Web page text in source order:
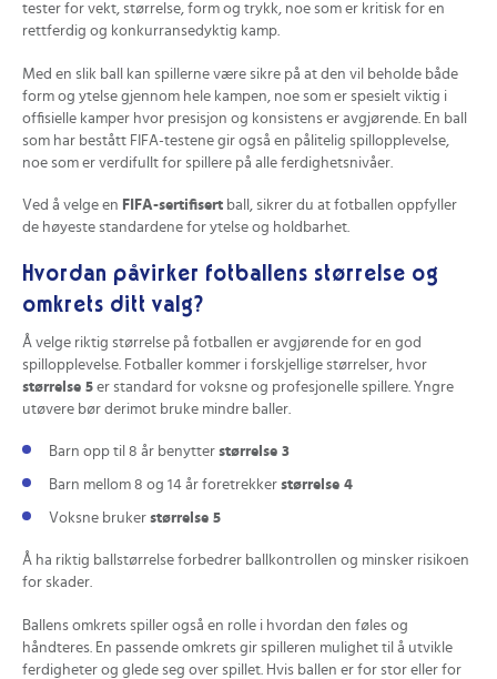
tester for vekt, størrelse, form og trykk, noe som er kritisk for en
rettferdig og konkurransedyktig kamp.
Med en slik ball kan spillerne være sikre på at den vil beholde både
form og ytelse gjennom hele kampen, noe som er spesielt viktig i
offisielle kamper hvor presisjon og konsistens er avgjørende. En ball
som har bestått FIFA-testene gir også en pålitelig spillopplevelse,
noe som er verdifullt for spillere på alle ferdighetsnivåer.
Ved å velge en FIFA-sertifisert ball, sikrer du at fotballen oppfyller
de høyeste standardene for ytelse og holdbarhet.
Hvordan påvirker fotballens størrelse og
omkrets ditt valg?
Å velge riktig størrelse på fotballen er avgjørende for en god
spillopplevelse. Fotballer kommer i forskjellige størrelser, hvor
størrelse 5 er standard for voksne og profesjonelle spillere. Yngre
utøvere bør derimot bruke mindre baller.
Barn opp til 8 år benytter størrelse 3
Barn mellom 8 og 14 år foretrekker størrelse 4
Voksne bruker størrelse 5
Å ha riktig ballstørrelse forbedrer ballkontrollen og minsker risikoen
for skader.
Ballens omkrets spiller også en rolle i hvordan den føles og
håndteres. En passende omkrets gir spilleren mulighet til å utvikle
ferdigheter og glede seg over spillet. Hvis ballen er for stor eller for